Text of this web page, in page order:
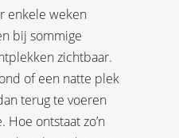
enkele weken
bij sommige
zichtbaar.
of een natte plek
terug te voeren
ontstaat zo’n